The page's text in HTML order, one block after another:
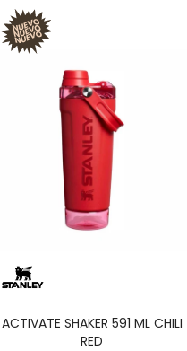
ACTIVATE SHAKER 591 ML CHILI
RED